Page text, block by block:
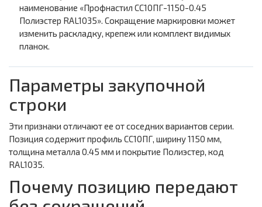
наименование «Профнастил СС10ПГ-1150-0.45
Полиэстер RAL1035». Сокращение маркировки может
изменить раскладку, крепеж или комплект видимых
планок.
Параметры закупочной
строки
Эти признаки отличают ее от соседних вариантов серии.
Позиция содержит профиль СС10ПГ, ширину 1150 мм,
толщина металла 0.45 мм и покрытие Полиэстер, код
RAL1035.
Почему позицию передают